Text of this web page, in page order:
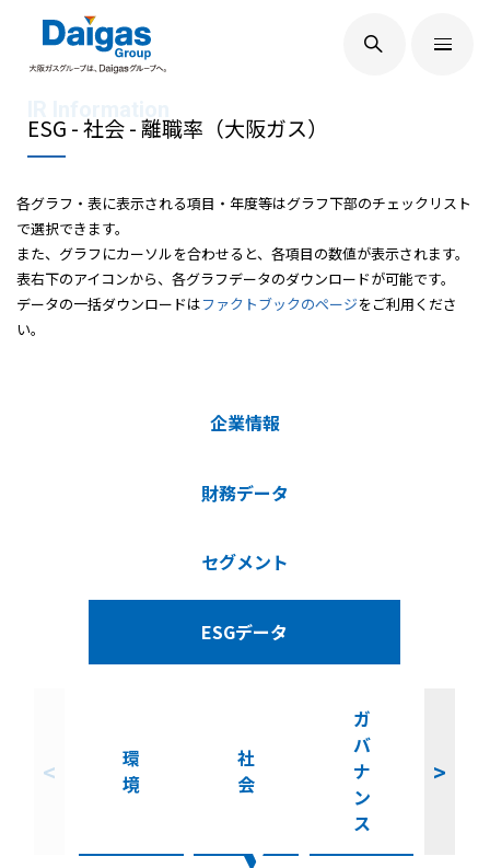
EN / JP
Daigasグループについて
Daigas STUDIO
社会貢献
ESG - 社会 - 離職率（大阪ガス）
各グラフ・表に表示される項目・年度等はグラフ下部のチェックリスト
で選択できます。
また、グラフにカーソルを合わせると、各項目の数値が表示されます。
表右下のアイコンから、各グラフデータのダウンロードが可能です。
データの一括ダウンロードはファクトブックのページをご利用くださ
い。